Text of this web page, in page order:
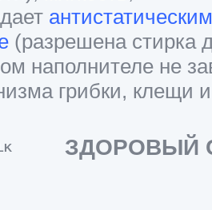
(разрешена стирка
наполнителе не
грибки, клещи
ЗДОРОВЫЙ